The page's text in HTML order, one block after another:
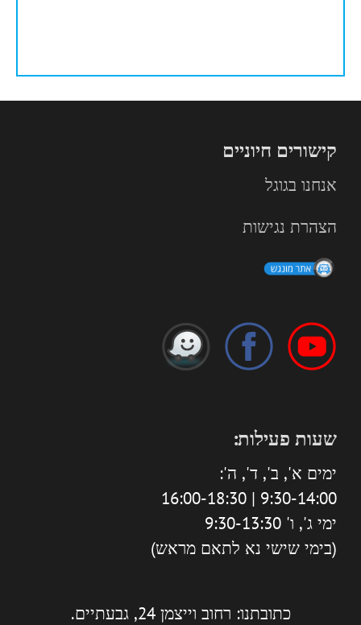
קישורים חיוניים
אנחנו בגוגל
הצהרת נגישות
שעות פעילות:
ימים א', ב', ד', ה':
9:30-14:00 | 16:00-18:30
ימי ג', ו' 9:30-13:30
(בימי שישי נא לתאם מראש)
כתובתנו: רחוב וייצמן 24, גבעתיים.